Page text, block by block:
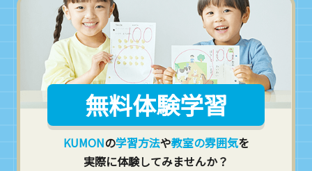
無料体験学習
KUMONの学習方法や教室の雰囲気を
実際に体験してみませんか？